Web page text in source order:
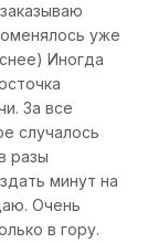
уже
Иногда
За все
случалось
разы
минут на
Очень
в гору.